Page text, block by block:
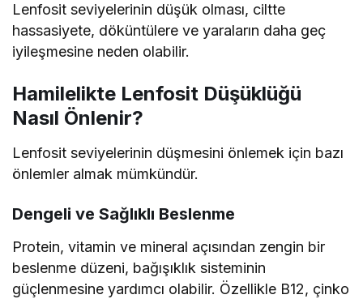
Lenfosit seviyelerinin düşük olması, ciltte
hassasiyete, döküntülere ve yaraların daha geç
iyileşmesine neden olabilir.
Hamilelikte Lenfosit Düşüklüğü
Nasıl Önlenir?
Lenfosit seviyelerinin düşmesini önlemek için bazı
önlemler almak mümkündür.
Dengeli ve Sağlıklı Beslenme
Protein, vitamin ve mineral açısından zengin bir
beslenme düzeni, bağışıklık sisteminin
güçlenmesine yardımcı olabilir. Özellikle B12, çinko